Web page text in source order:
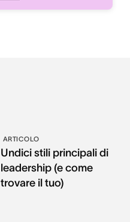
ARTICOLO
Undici stili principali di
leadership (e come
trovare il tuo)